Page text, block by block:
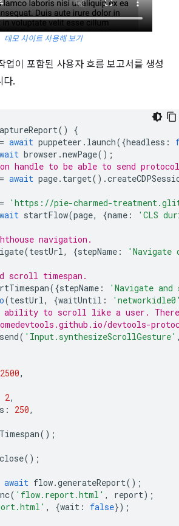
데모 사이트 사용해 보기
업이 포함된 사용자 흐름 보고서를 생성
다.
()
{
= await puppeteer . launch({headless :
browser .newPage();
handle to be able to send protocol
= await page. target().
=
'https://pie-charmed-
startFlow(page, {name : 'CLS
navigation.
(testUrl , {stepName : 'Navigate
scroll timespan.
({stepName :
'Navigate
(testUrl , {waitUntil :
ability to scroll like a user.
devtools-
send( 'Input.synthesizeScrollGesture'
2500,
2,
: 250,
();
close();
await flow.generateReport();
( 'flow.report.html' , report);
, {wait : false});